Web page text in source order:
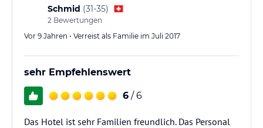
Schmid (31-35)
2 Bewertungen
Vor 9 Jahren • Verreist als Familie im Juli 2017
sehr Empfehlenswert
6 / 6
Das Hotel ist sehr Familien freundlich. Das Personal